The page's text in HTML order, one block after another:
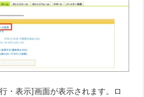
・表示]画面が表示されます。ロ